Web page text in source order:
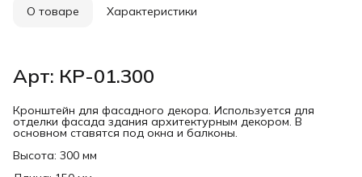
О товаре Характеристики
Арт: КР-01.300
Кронштейн для фасадного декора. Используется для
отделки фасада здания архитектурным декором. В
основном ставятся под окна и балконы.
Высота: 300 мм